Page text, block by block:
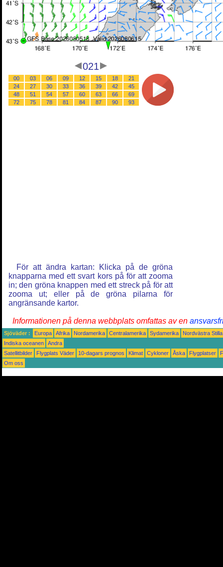
021
00 03 06 09 12 15 18
21
24
27 30 33 36 39 42
45
48
51 54 57 60 63 66
69
72
75 78 81 84 87 90 93
För att ändra kartan: Klicka på de gröna
knapparna med ett svart kors på för att zooma
in; den gröna knappen med ett streck på för att
zooma ut; eller på de gröna pilarna för
angränsande kartor.
Informationen på denna webbplats omfattas av en
Sjöväder : Europa Afrika Nordamerika Centralamerika Sydamerika
Nordvästra
Indiska oceanen
Andra
Satellitbilder
Flygplats Väder 10-dagars prognos Klimat Cykloner Åska Flygplatser
Om oss